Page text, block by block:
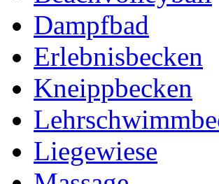
Dampfbad
Erlebnisbecken
Kneippbecken
Liegewiese